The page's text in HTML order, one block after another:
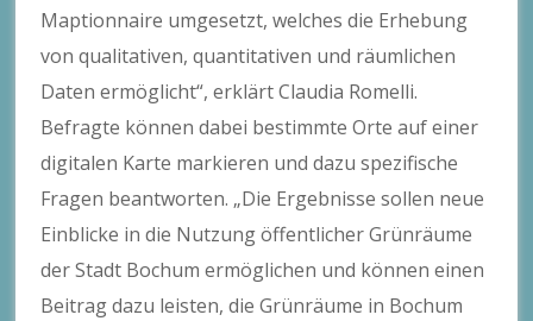
Maptionnaire umgesetzt, welches die Erhebung
von qualitativen, quantitativen und räumlichen
Daten ermöglicht“, erklärt Claudia Romelli.
Befragte können dabei bestimmte Orte auf einer
digitalen Karte markieren und dazu spezifische
Fragen beantworten. „Die Ergebnisse sollen neue
Einblicke in die Nutzung öffentlicher Grünräume
der Stadt Bochum ermöglichen und können einen
Beitrag dazu leisten, die Grünräume in Bochum